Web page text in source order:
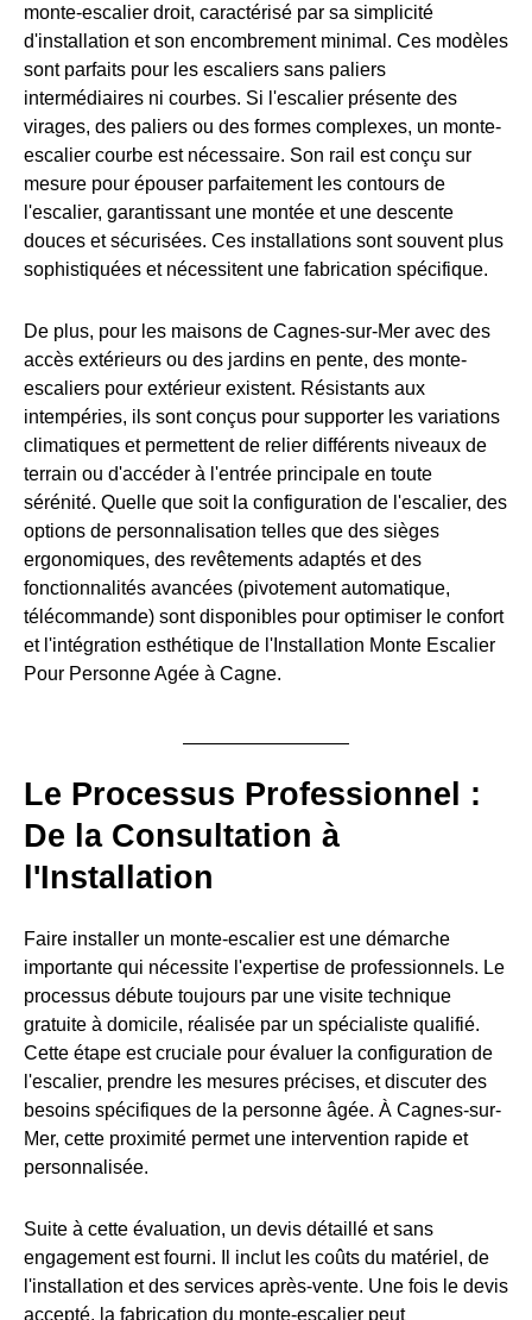
monte-escalier droit, caractérisé par sa simplicité
d'installation et son encombrement minimal. Ces modèles
sont parfaits pour les escaliers sans paliers
intermédiaires ni courbes. Si l'escalier présente des
virages, des paliers ou des formes complexes, un monte-
escalier courbe est nécessaire. Son rail est conçu sur
mesure pour épouser parfaitement les contours de
l'escalier, garantissant une montée et une descente
douces et sécurisées. Ces installations sont souvent plus
sophistiquées et nécessitent une fabrication spécifique.
De plus, pour les maisons de Cagnes-sur-Mer avec des
accès extérieurs ou des jardins en pente, des monte-
escaliers pour extérieur existent. Résistants aux
intempéries, ils sont conçus pour supporter les variations
climatiques et permettent de relier différents niveaux de
terrain ou d'accéder à l'entrée principale en toute
sérénité. Quelle que soit la configuration de l'escalier, des
options de personnalisation telles que des sièges
ergonomiques, des revêtements adaptés et des
fonctionnalités avancées (pivotement automatique,
télécommande) sont disponibles pour optimiser le confort
et l'intégration esthétique de l'Installation Monte Escalier
Pour Personne Agée à Cagne.
Le Processus Professionnel :
De la Consultation à
l'Installation
Faire installer un monte-escalier est une démarche
importante qui nécessite l'expertise de professionnels. Le
processus débute toujours par une visite technique
gratuite à domicile, réalisée par un spécialiste qualifié.
Cette étape est cruciale pour évaluer la configuration de
l'escalier, prendre les mesures précises, et discuter des
besoins spécifiques de la personne âgée. À Cagnes-sur-
Mer, cette proximité permet une intervention rapide et
personnalisée.
Suite à cette évaluation, un devis détaillé et sans
engagement est fourni. Il inclut les coûts du matériel, de
l'installation et des services après-vente. Une fois le devis
accepté, la fabrication du monte-escalier peut